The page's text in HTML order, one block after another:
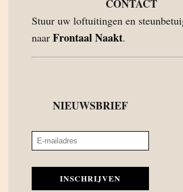
CONTACT
Stuur uw loftuitingen en
naar Frontaal Naakt.
NIEUWSBRIEF
INSCHRIJVEN